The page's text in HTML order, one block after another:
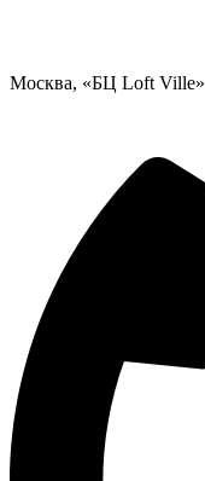
Москва, «БЦ Loft Ville»